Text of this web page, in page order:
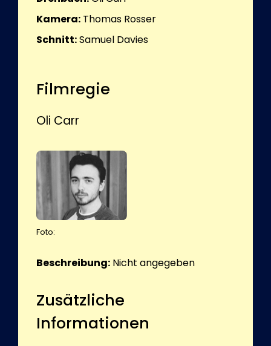
Kamera: Thomas Rosser
Schnitt:Samuel Davies
Filmregie
Oli Carr
Foto:
Beschreibung: Nicht angegeben
Zusätzliche
Informationen